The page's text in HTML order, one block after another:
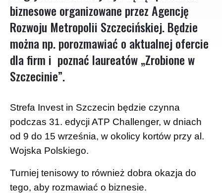
biznesowe organizowane przez Agencję
Rozwoju Metropolii Szczecińskiej. Będzie
można np. porozmawiać o aktualnej ofercie
dla firm i poznać laureatów „Zrobione w
Szczecinie”.
Strefa Invest in Szczecin będzie czynna
podczas 31. edycji ATP Challenger, w dniach
od 9 do 15 września, w okolicy kortów przy al.
Wojska Polskiego.
Turniej tenisowy to również dobra okazja do
tego, aby rozmawiać o biznesie.